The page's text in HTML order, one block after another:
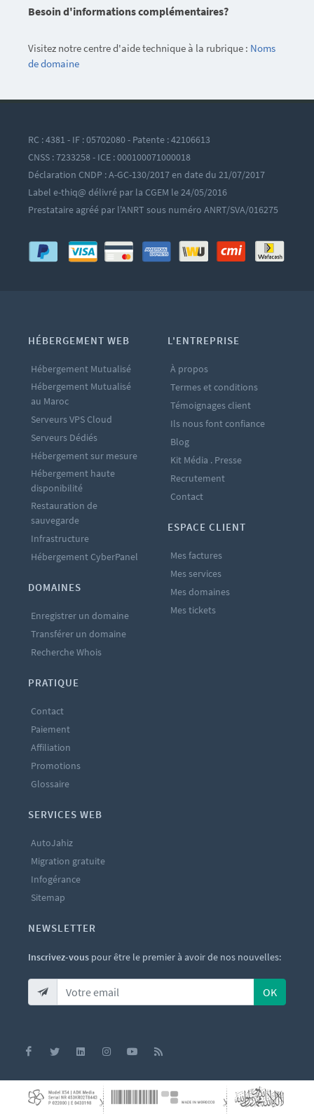
Besoin d'informations complémentaires?
Visitez notre centre d'aide technique à la rubrique : Noms
de domaine
RC : 4381 - IF : 05702080 - Patente : 42106613
CNSS : 7233258 - ICE : 000100071000018
Déclaration CNDP : A-GC-130/2017 en date du 21/07/2017
Label e-thiq@ délivré par la CGEM le 24/05/2016
Prestataire agréé par l'ANRT sous numéro ANRT/SVA/016275
HÉBERGEMENT WEB
Hébergement Mutualisé
Hébergement Mutualisé
au Maroc
Serveurs VPS Cloud
Serveurs Dédiés
Hébergement sur mesure
Hébergement haute
disponibilité
Restauration de
sauvegarde
Infrastructure
Hébergement CyberPanel
DOMAINES
Enregistrer un domaine
Transférer un domaine
Recherche Whois
L'ENTREPRISE
À propos
Termes et conditions
Témoignages client
Ils nous font confiance
Blog
Kit Média . Presse
Recrutement
Contact
ESPACE CLIENT
Mes factures
Mes services
Mes domaines
Mes tickets
PRATIQUE
Contact
Paiement
Affiliation
Promotions
Glossaire
SERVICES WEB
AutoJahiz
Migration gratuite
Infogérance
Sitemap
NEWSLETTER
Inscrivez-vous pour être le premier à avoir de nos nouvelles:
OK